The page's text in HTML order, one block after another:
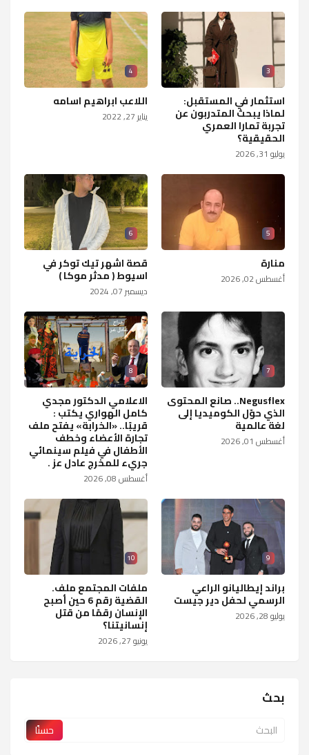
3
استثمار في المستقبل:
لماذا يبحث المتدربون عن
تجربة تمارا العمري
الحقيقية؟
يوليو 31, 2026
4
اللاعب ابراهيم اسامه
يناير 27, 2022
5
منارة
أغسطس 02, 2026
6
قصة اشهر تيك توكر في
اسيوط ( مدثر موكا )
ديسمبر 07, 2024
7
Negusflex.. صانع المحتوى
الذي حوّل الكوميديا إلى
لغة عالمية
أغسطس 01, 2026
8
الاعلامي الدكتور مجدي
كامل الهواري يكتب :
قريبًا.. «الخرابة» يفتح ملف
تجارة الأعضاء وخطف
الأطفال في فيلم سينمائي
جريء للمخرج عادل عز .
أغسطس 08, 2026
9
براند إيطاليانو الراعي
الرسمي لحفل دير جيست
يوليو 28, 2026
10
ملفات المجتمع ملف.
القضية رقم 6 حين أصبح
الإنسان رقمًا من قتل
إنسانيتنا؟
يونيو 27, 2026
بحث